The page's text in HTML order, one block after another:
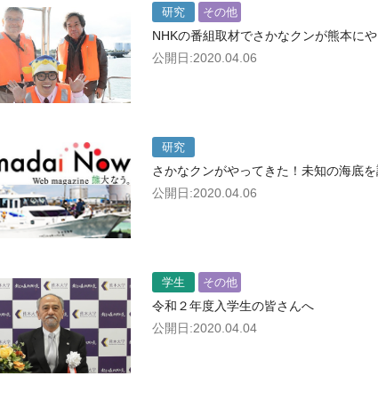
研究 その他
NHKの番組取材でさかなクンが熊本にや
公開日:2020.04.06
研究
さかなクンがやってきた！未知の海底
公開日:2020.04.06
学生 その他
令和２年度入学生の皆さんへ
公開日:2020.04.04